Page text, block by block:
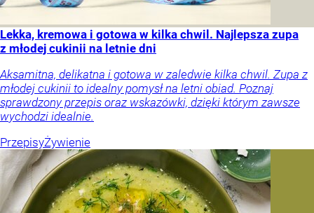
Lekka, kremowa i gotowa w kilka chwil. Najlepsza zupa
z młodej cukinii na letnie dni
Aksamitna, delikatna i gotowa w zaledwie kilka chwil. Zupa z
młodej cukinii to idealny pomysł na letni obiad. Poznaj
sprawdzony przepis oraz wskazówki, dzięki którym zawsze
wychodzi idealnie.
PrzepisyŻywienie